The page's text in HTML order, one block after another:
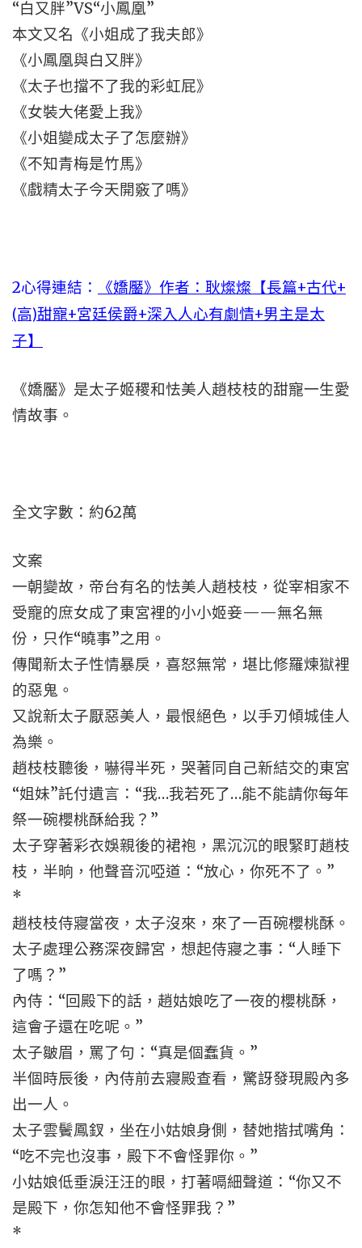
“白又胖”VS“小鳳凰”
本文又名《小姐成了我夫郎》
《小鳳凰與白又胖》
《太子也擋不了我的彩虹屁》
《女裝大佬愛上我》
《小姐變成太子了怎麼辦》
《不知青梅是竹馬》
《戲精太子今天開竅了嗎》
2心得連結：
《嬌靨》作者：耿燦燦【長篇+古代+
(高)甜寵+宮廷侯爵+深入人心有劇情+男主是太
子】
《嬌靨》是太子姬稷和怯美人趙枝枝的甜寵一生愛
情故事。
全文字數：約62萬
文案
一朝變故，帝台有名的怯美人趙枝枝，從宰相家不
受寵的庶女成了東宮裡的小小姬妾——無名無
份，只作“曉事”之用。
傳聞新太子性情暴戾，喜怒無常，堪比修羅煉獄裡
的惡鬼。
又說新太子厭惡美人，最恨絕色，以手刃傾城佳人
為樂。
趙枝枝聽後，嚇得半死，哭著同自己新結交的東宮
“姐妹”託付遺言：“我…我若死了…能不能請你每年
祭一碗櫻桃酥給我？”
太子穿著彩衣娛親後的裙袍，黑沉沉的眼緊盯趙枝
枝，半晌，他聲音沉啞道：“放心，你死不了。”
*
趙枝枝侍寢當夜，太子沒來，來了一百碗櫻桃酥。
太子處理公務深夜歸宮，想起侍寢之事：“人睡下
了嗎？”
內侍：“回殿下的話，趙姑娘吃了一夜的櫻桃酥，
這會子還在吃呢。”
太子皺眉，罵了句：“真是個蠢貨。”
半個時辰後，內侍前去寢殿查看，驚訝發現殿內多
出一人。
太子雲鬢鳳釵，坐在小姑娘身側，替她揩拭嘴角：
“吃不完也沒事，殿下不會怪罪你。”
小姑娘低垂淚汪汪的眼，打著嗝細聲道：“你又不
是殿下，你怎知他不會怪罪我？”
*